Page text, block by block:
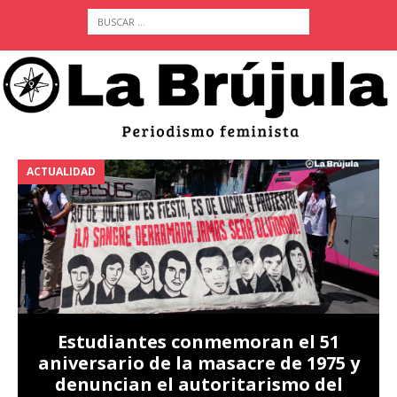
ACTUALIDAD
Piden mantener la libertad
provisional de Sandra Leticia